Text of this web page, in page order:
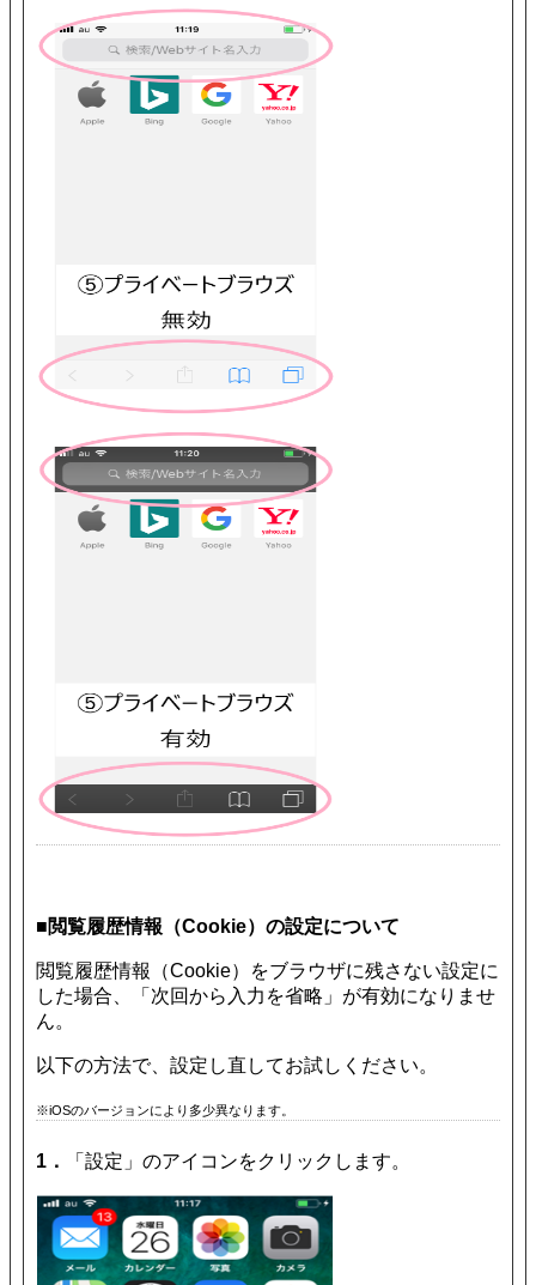
■閲覧履歴情報（Cookie）の設定について
閲覧履歴情報（Cookie）をブラウザに残さない設定に
した場合、「次回から入力を省略」が有効になりませ
ん。
以下の方法で、設定し直してお試しください。
※iOSのバージョンにより多少異なります。
1． 「設定」のアイコンをクリックします。